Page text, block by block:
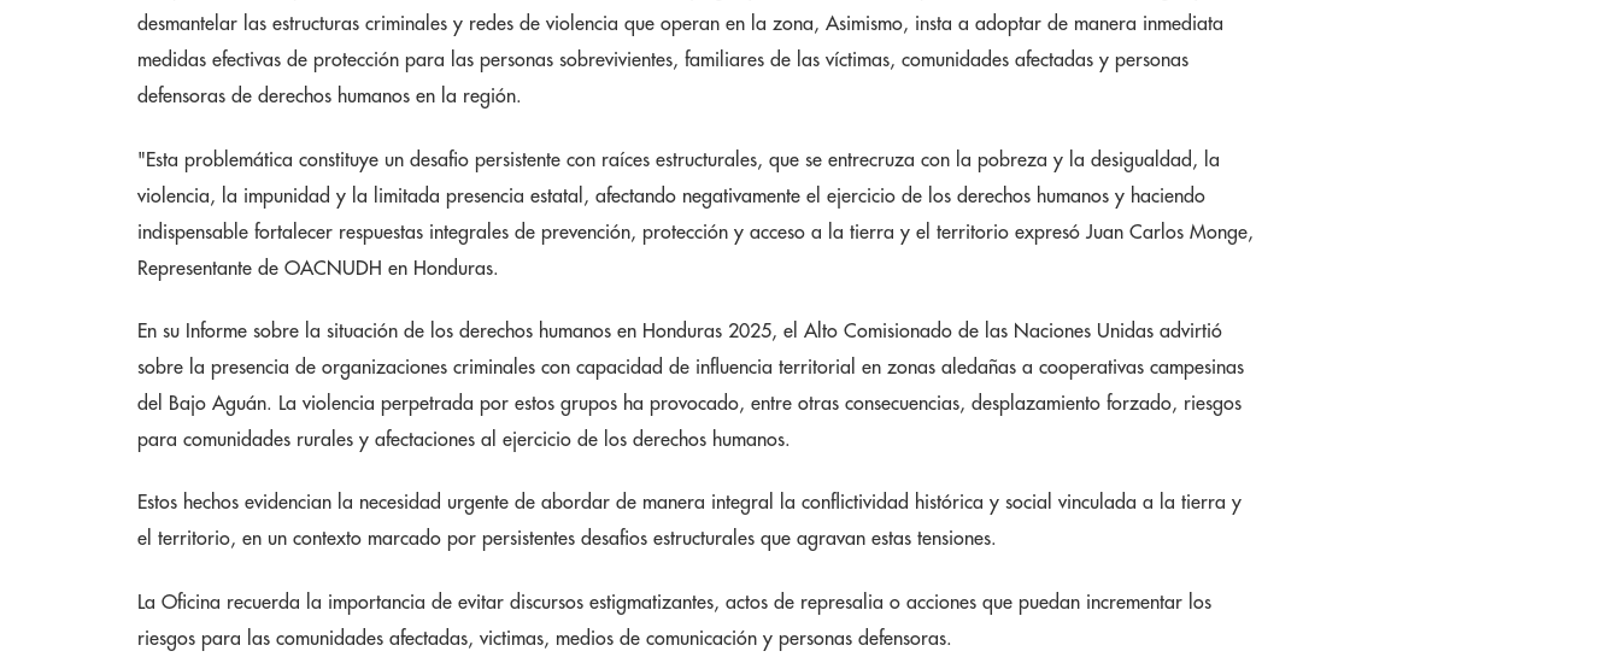
desmantelar las estructuras criminales y redes de violencia que operan en la zona, Asimismo, insta a adoptar de manera inmediata
medidas efectivas de protección para las personas sobrevivientes, familiares de las víctimas, comunidades afectadas y personas
defensoras de derechos humanos en la región.
"Esta problemática constituye un desafio persistente con raíces estructurales, que se entrecruza con la pobreza y la desigualdad, la
violencia, la impunidad y la limitada presencia estatal, afectando negativamente el ejercicio de los derechos humanos y haciendo
indispensable fortalecer respuestas integrales de prevención, protección y acceso a la tierra y el territorio expresó Juan Carlos Monge,
Representante de OACNUDH en Honduras.
En su Informe sobre la situación de los derechos humanos en Honduras 2025, el Alto Comisionado de las Naciones Unidas advirtió
sobre la presencia de organizaciones criminales con capacidad de influencia territorial en zonas aledañas a cooperativas campesinas
del Bajo Aguán. La violencia perpetrada por estos grupos ha provocado, entre otras consecuencias, desplazamiento forzado, riesgos
para comunidades rurales y afectaciones al ejercicio de los derechos humanos.
Estos hechos evidencian la necesidad urgente de abordar de manera integral la conflictividad histórica y social vinculada a la tierra y
el territorio, en un contexto marcado por persistentes desafios estructurales que agravan estas tensiones.
La Oficina recuerda la importancia de evitar discursos estigmatizantes, actos de represalia o acciones que puedan incrementar los
riesgos para las comunidades afectadas, victimas, medios de comunicación y personas defensoras.